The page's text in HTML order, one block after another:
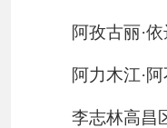
阿孜古丽·
阿力木江·
李志林高昌